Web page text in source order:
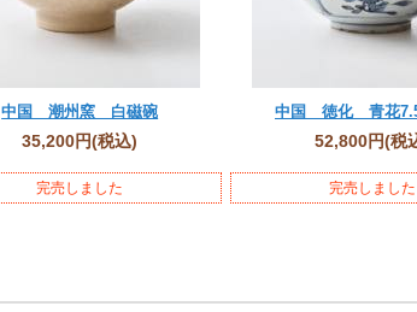
中国 潮州窯 白磁碗
35,200円(税込)
完売しました
中国 徳化 青花
52,800円(税
完売しました